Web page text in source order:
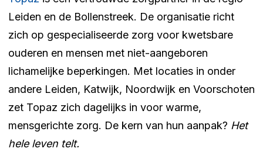
Leiden en de Bollenstreek. De organisatie richt
zich op gespecialiseerde zorg voor kwetsbare
ouderen en mensen met niet-aangeboren
lichamelijke beperkingen. Met locaties in onder
andere Leiden, Katwijk, Noordwijk en Voorschoten
zet Topaz zich dagelijks in voor warme,
mensgerichte zorg. De kern van hun aanpak? Het
hele leven telt.